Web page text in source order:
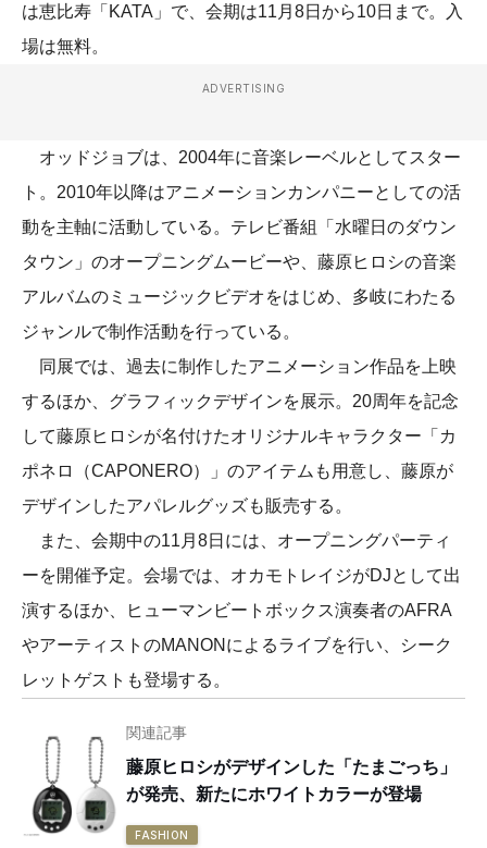
は恵比寿「KATA」で、会期は11月8日から10日まで。入
場は無料。
ADVERTISING
オッドジョブは、2004年に音楽レーベルとしてスター
ト。2010年以降はアニメーションカンパニーとしての活
動を主軸に活動している。テレビ番組「水曜日のダウン
タウン」のオープニングムービーや、藤原ヒロシの音楽
アルバムのミュージックビデオをはじめ、多岐にわたる
ジャンルで制作活動を行っている。
同展では、過去に制作したアニメーション作品を上映
するほか、グラフィックデザインを展示。20周年を記念
して藤原ヒロシが名付けたオリジナルキャラクター「カ
ポネロ（CAPONERO）」のアイテムも用意し、藤原が
デザインしたアパレルグッズも販売する。
また、会期中の11月8日には、オープニングパーティ
ーを開催予定。会場では、オカモトレイジがDJとして出
演するほか、ヒューマンビートボックス演奏者のAFRA
やアーティストのMANONによるライブを行い、シーク
レットゲストも登場する。
関連記事
藤原ヒロシがデザインした「たまごっち」
が発売、新たにホワイトカラーが登場
FASHION